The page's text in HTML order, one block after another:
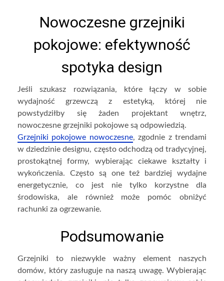
Nowoczesne grzejniki
pokojowe: efektywność
spotyka design
Jeśli szukasz rozwiązania, które łączy w sobie
wydajność grzewczą z estetyką, której nie
powstydziłby się żaden projektant wnętrz,
nowoczesne grzejniki pokojowe są odpowiedzią.
Grzejniki pokojowe nowoczesne, zgodnie z trendami
w dziedzinie designu, często odchodzą od tradycyjnej,
prostokątnej formy, wybierając ciekawe kształty i
wykończenia. Często są one też bardziej wydajne
energetycznie, co jest nie tylko korzystne dla
środowiska, ale również może pomóc obniżyć
rachunki za ogrzewanie.
Podsumowanie
Grzejniki to niezwykle ważny element naszych
domów, który zasługuje na naszą uwagę. Wybierając